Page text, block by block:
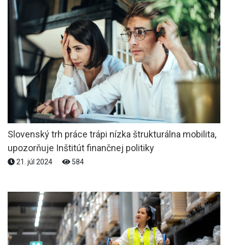
Slovenský trh práce trápi nízka štrukturálna mobilita,
upozorňuje Inštitút finančnej politiky
21. júl 2024 584